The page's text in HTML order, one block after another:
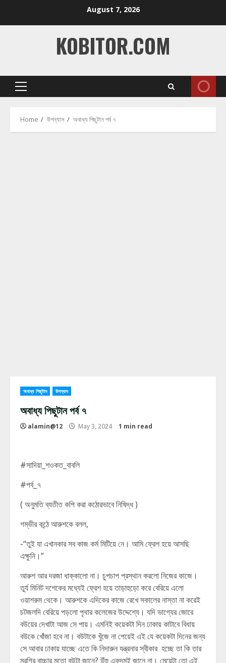
August 7, 2026
KOBITOR.COM
Primary
Home উপন্যাস অবাধ্য পিছুটান পর্ব ৭
অবাধ্য পিছুটান উপন্যাস
অবাধ্য পিছুটান পর্ব ৭
alamin@12 May 3, 2024 1 min read
#সাদিয়া_শওকত_বাবলি
#পর্ব_৭
( অনুমতি ব্যতীত কপি করা কঠোরভাবে নিষিদ্ধ )
গম্ভীর কন্ঠে আরুশকে বলল,
-“তুই যা এখানকার সব কাজ কর্ম মিটিয়ে নে। আমি ফ্রেশ হয়ে আসছি
এক্ষুনি।”
আরুশ আর দরজা ধাক্কালো না। চুপচাপ প্রস্থান করলো নিজের কাজে।
তুর্য মিনিট দশেকের মধ্যেই ফ্রেশ হয়ে তাড়াহুড়ো করে বেরিয়ে এলো
ওয়াশরুম থেকে। আরুশকে এদিকের কাজে রেখে সকালের নাস্তা না করেই
চটজলদি বেরিয়ে পড়লো পৃথার কলেজের উদ্দেশ্যে। যদি ভাগ্যের জোরে
বউয়ের দেখাটা আজ সে পায়। এমনিই কয়েকটা দিন ঢাকায় কাটাবে বিধায়
বউকে খোঁজা হবে না। বউটাকে খুঁজে না পেয়েই এই যে কয়েকটা দিনের জন্য
সে আবার ঢাকায় যাচ্ছে এতে কি নিদারুন যন্ত্রনার স্বীকার হচ্ছে তা কি তার
মুরগির বাচ্চার মতো বউটা জানে? উঁহু একদমই জানে না। মেয়েটা তো এই